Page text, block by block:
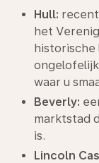
Hull:
het
historische
waar u
Beverly:
marktstad
is.
Lincoln